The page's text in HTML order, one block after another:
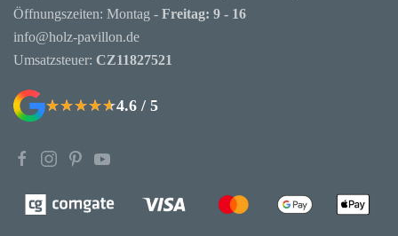
Öffnungszeiten: Montag - Freitag: 9 - 16
info@holz-pavillon.de
Umsatzsteuer: CZ11827521
★★★★★
★★★★★4.6 / 5